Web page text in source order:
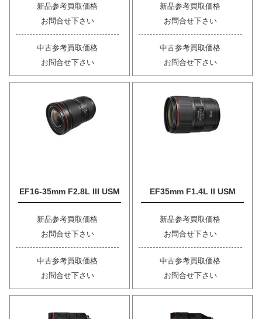
新品参考買取価格
お問合せ下さい
中古参考買取価格
お問合せ下さい
新品参考買取価格
お問合せ下さい
中古参考買取価格
お問合せ下さい
EF16-35mm F2.8L III USM
新品参考買取価格
お問合せ下さい
中古参考買取価格
お問合せ下さい
EF35mm F1.4L II USM
新品参考買取価格
お問合せ下さい
中古参考買取価格
お問合せ下さい